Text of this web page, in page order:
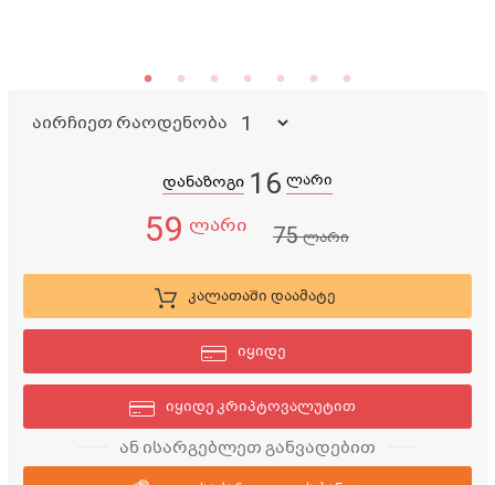
აირჩიეთ რაოდენობა
დანაზოგი 16 ლარი
59 ლარი 75ლარი
კალათაში დაამატე
იყიდე
იყიდე კრიპტოვალუტით
ან ისარგებლეთ განვადებით